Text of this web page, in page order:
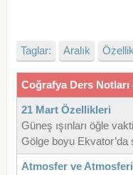
Taglar: Aralık
Coğrafya Ders
21 Mart Özellikleri
Güneş ışınları öğle
Gölge boyu Ekvator’da
Atmosfer ve